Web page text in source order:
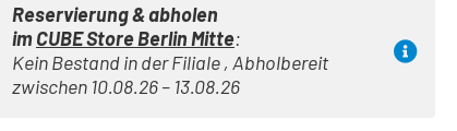
Reservierung & abholen
imCUBE Store Berlin Mitte:
Kein Bestand in der Filiale , Abholbereit
zwischen 10.08.26 – 13.08.26